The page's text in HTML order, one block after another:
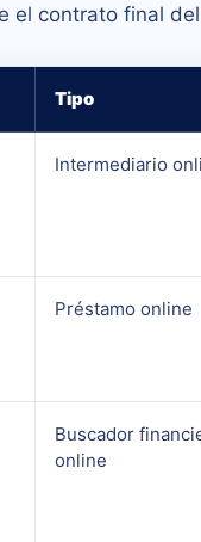
el contrato final
Tipo
Intermediario
Préstamo online
Buscador
online